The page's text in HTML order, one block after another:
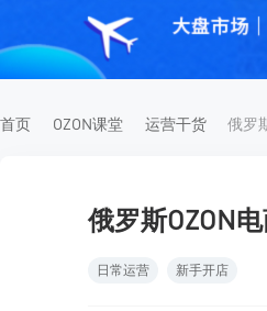
首页 OZON课堂 运营干货 俄罗
俄罗斯OZON
日常运营 新手开店